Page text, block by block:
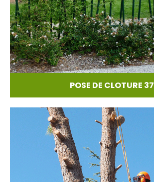
POSE DE CLOTURE 37